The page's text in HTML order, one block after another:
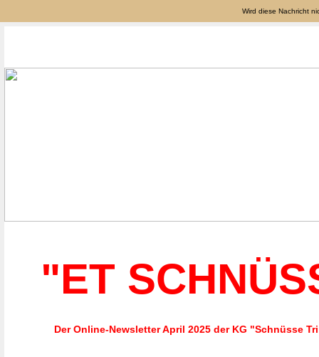
Wird diese Nachricht
"ET
Der Online-Newsletter April 2025 der KG "Schnüsse